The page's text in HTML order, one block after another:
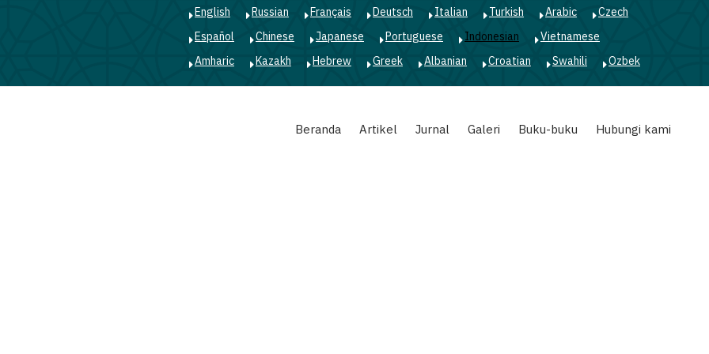
English Russian Français Deutsch Italian Turkish Arabic
Czech
Español
Chinese Japanese Portuguese Indonesian
Vietnamese
Amharic
Kazakh Hebrew Greek Albanian Croatian Swahili Ozbek
Beranda Artikel Jurnal Galeri Buku-buku Hubungi kami